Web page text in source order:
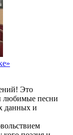
Это
любимые песни
данных и